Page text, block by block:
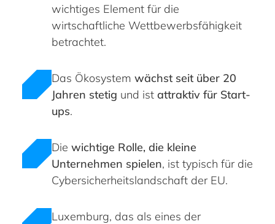
wichtiges Element für die
wirtschaftliche Wettbewerbsfähigkeit
betrachtet.
Das Ökosystem wächst seit über 20
Jahren stetig und ist attraktiv für Start-
ups.
Die wichtige Rolle, die kleine
Unternehmen spielen, ist typisch für die
Cybersicherheitslandschaft der EU.
Luxemburg, das als eines der